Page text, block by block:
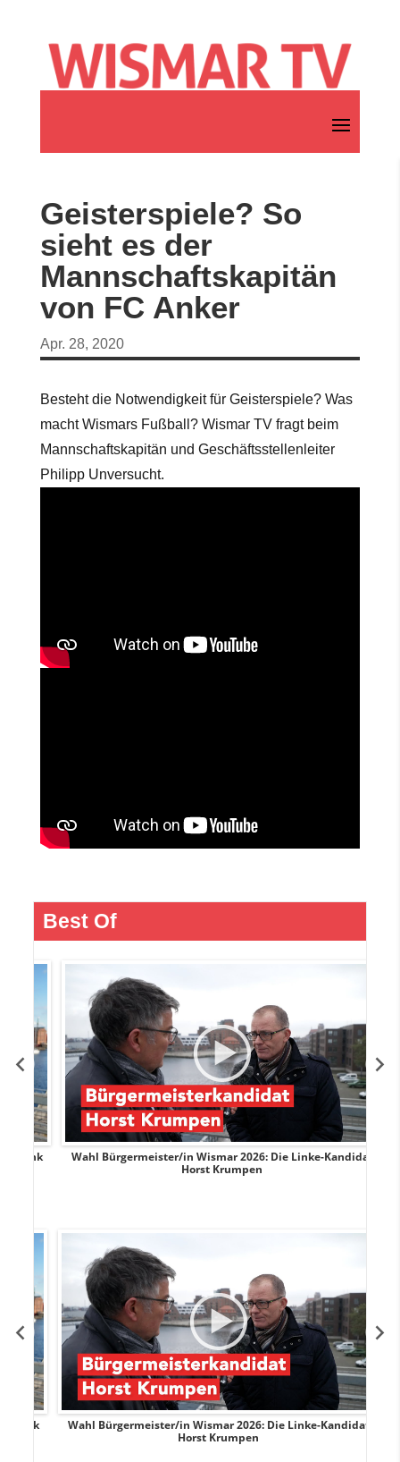
Geisterspiele? So
sieht es der
Mannschaftskapitän
von FC Anker
Apr. 28, 2020
Besteht die Notwendigkeit für Geisterspiele? Was
macht Wismars Fußball? Wismar TV fragt beim
Mannschaftskapitän und Geschäftsstellenleiter
Philipp Unversucht.
Best Of
Wahl Bürgermeister/in Wismar 2026: Die Linke-Kandidat
Horst Krumpen
Wahl Bürgermeister/in Wismar 2026: Die Linke-Kandidat
Horst Krumpen